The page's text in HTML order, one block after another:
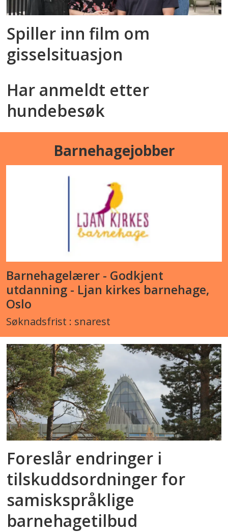
Spiller inn film om
gisselsituasjon
Har anmeldt etter
hundebesøk
Barnehagejobber
Barnehagelærer - Godkjent
utdanning - Ljan kirkes barnehage,
Oslo
Søknadsfrist : snarest
Foreslår endringer i
tilskuddsordninger for
samiskspråklige
barnehagetilbud